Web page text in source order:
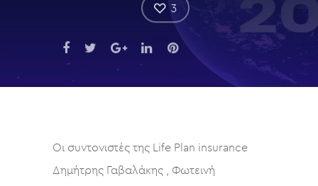
3
Οι συντονιστές της Life Plan insurance
Δημήτρης Γαβαλάκης , Φωτεινή